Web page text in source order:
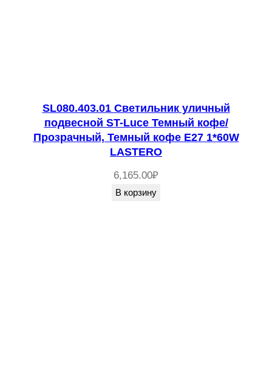
SL080.403.01 Светильник уличный
подвесной ST-Luce Темный кофе/
Прозрачный, Темный кофе E27 1*60W
LASTERO
6,165.00₽
В корзину